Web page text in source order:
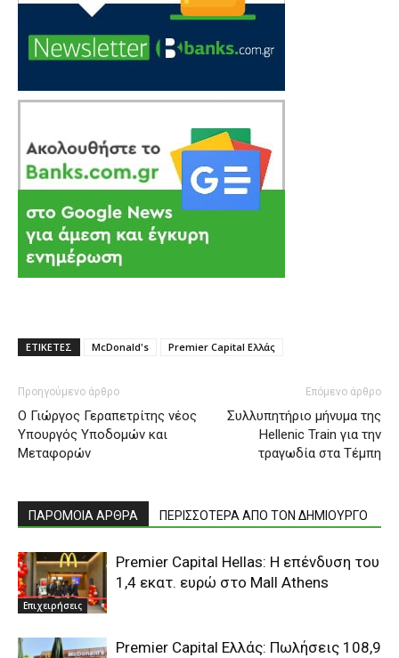
ΕΤΙΚΕΤΕΣ McDonald's Premier Capital Ελλάς
Προηγούμενο άρθρο
Ο Γιώργος Γεραπετρίτης νέος
Υπουργός Υποδομών και
Μεταφορών
Επόμενο άρθρο
Συλλυπητήριο μήνυμα της
Hellenic Train για την
τραγωδία στα Τέμπη
ΠΑΡΟΜΟΙΑ ΑΡΘΡΑ ΠΕΡΙΣΣΟΤΕΡΑ ΑΠΟ ΤΟΝ ΔΗΜΙΟΥΡΓΟ
Επιχειρήσεις
Premier Capital Hellas: H επένδυση του
1,4 εκατ. ευρώ στο Mall Athens
Premier Capital Ελλάς: Πωλήσεις 108,9